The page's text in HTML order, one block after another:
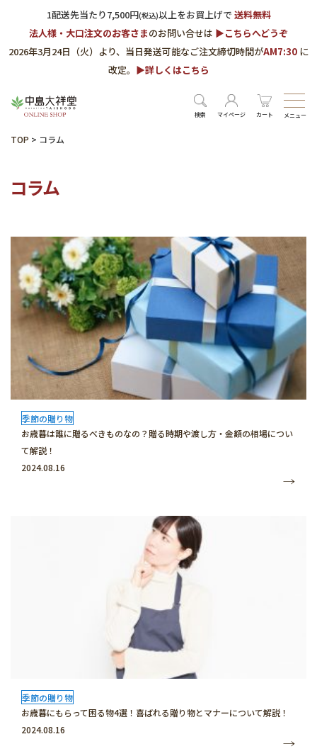
1配送先当たり7,500円(税込)以上をお買上げで 送料無料
法人様・大口注文のお客さまのお問い合せは ▶︎こちらへどうぞ
2026年3月24日（火）より、当日発送可能なご注文締切時間がAM7:30 に
改定。 ▶︎詳しくはこちら
検索 マイページ カート メニュー
TOP > コラム
コラム
季節の贈り物
お歳暮は誰に贈るべきものなの？贈る時期や渡し方・金額の相場につい
て解説！
2024.08.16
季節の贈り物
お歳暮にもらって困る物4選！喜ばれる贈り物とマナーについて解説！
2024.08.16